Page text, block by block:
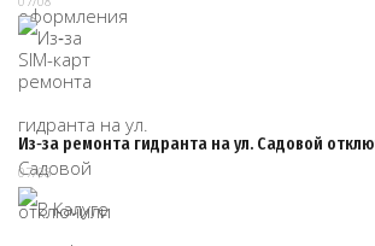
Из‑за ремонта гидранта на ул. Садовой
07/08